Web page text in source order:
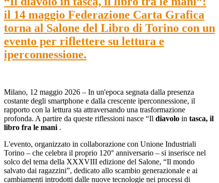
il 14 maggio Federazione Carta Grafica
torna al Salone del Libro di Torino con un
evento per riflettere su lettura e
iperconnessione.
Milano, 12 maggio 2026 – In un'epoca segnata dalla presenza
costante degli smartphone e dalla crescente iperconnessione, il
rapporto con la lettura sta attraversando una trasformazione
profonda. A partire da queste riflessioni nasce “Il diavolo in tasca, il
libro fra le mani .
L'evento, organizzato in collaborazione con Unione Industriali
Torino – che celebra il proprio 120° anniversario – si inserisce nel
solco del tema della XXXVIII edizione del Salone, “Il mondo
salvato dai ragazzini”, dedicato allo scambio generazionale e ai
cambiamenti introdotti dalle nuove tecnologie nei processi di